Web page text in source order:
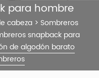
para hombre
cabeza > Sombreros
snapback para
de algodón barato